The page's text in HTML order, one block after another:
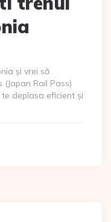
și vrei să
(Japan Rail Pass)
deplasa eficient și